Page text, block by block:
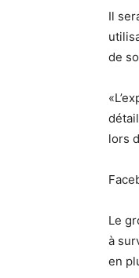
Il
de
lors
Le
à
en